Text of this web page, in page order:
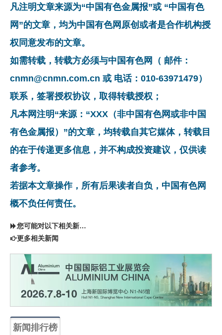
凡注明文章来源为“中国有色金属报”或 “中国有色
网”的文章，均为中国有色网原创或者是合作机构授
权同意发布的文章。
如需转载，转载方必须与中国有色网（ 邮件：
cnmn@cnmn.com.cn 或 电话：010-63971479）
联系，签署授权协议，取得转载授权；
凡本网注明“来源：“XXX（非中国有色网或非中国
有色金属报）”的文章，均转载自其它媒体，转载目
的在于传递更多信息，并不构成投资建议，仅供读
者参考。
若据本文章操作，所有后果读者自负，中国有色网
概不负任何责任。
您可能对以下相关新闻同样感兴趣
更多相关新闻
新闻排行榜